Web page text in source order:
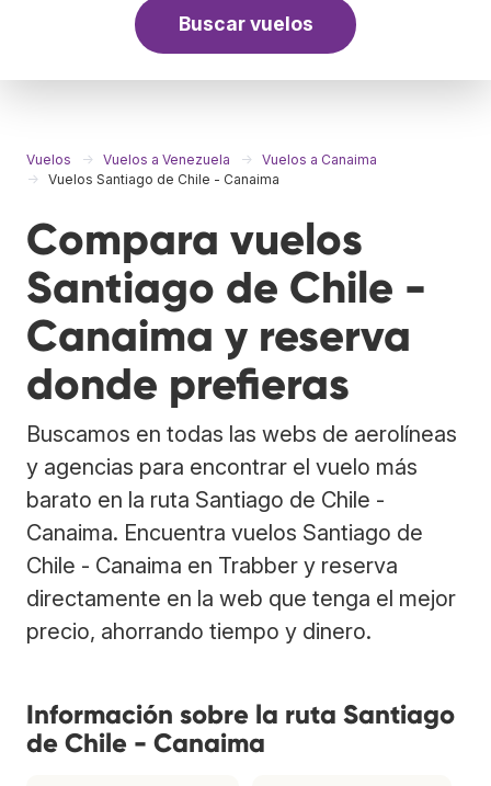
Buscar vuelos
Vuelos Vuelos a Venezuela
Vuelos a Canaima
Vuelos Santiago de Chile - Canaima
Compara vuelos
Santiago de Chile -
Canaima y reserva
donde prefieras
Buscamos en todas las webs de aerolíneas
y agencias para encontrar el vuelo más
barato en la ruta Santiago de Chile -
Canaima. Encuentra vuelos Santiago de
Chile - Canaima en Trabber y reserva
directamente en la web que tenga el mejor
precio, ahorrando tiempo y dinero.
Información sobre la ruta Santiago
de Chile - Canaima